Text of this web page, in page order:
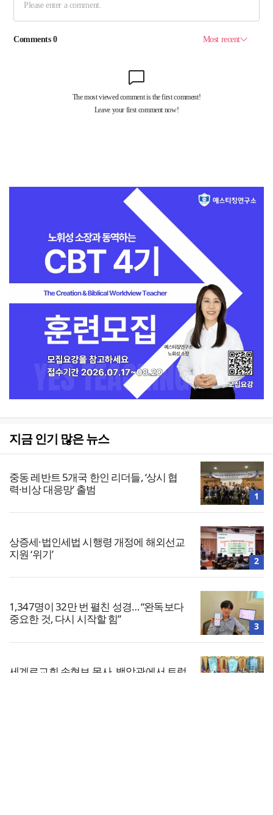
지금 인기 많은 뉴스
중동 레반트 5개국 한인 리더들, ‘상시 협
력·비상 대응망’ 출범
1
상증세·법인세법 시행령 개정에 해외선교
지원 ‘위기’
2
1,347명이 32만 번 펼친 성경… “완독보다
중요한 것, 다시 시작할 힘”
3
세계로교회 손현보 목사, 백악관에서 트럼